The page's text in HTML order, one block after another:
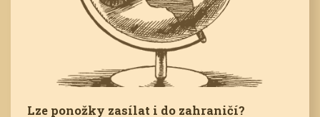
Lze ponožky zasílat i do zahraničí?